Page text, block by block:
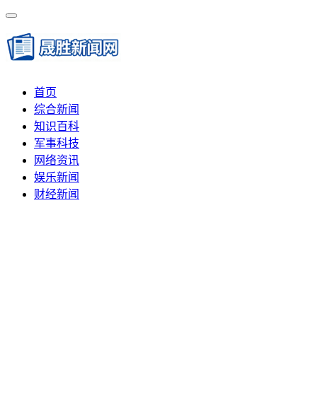
首页
综合新闻
知识百科
军事科技
网络资讯
娱乐新闻
财经新闻